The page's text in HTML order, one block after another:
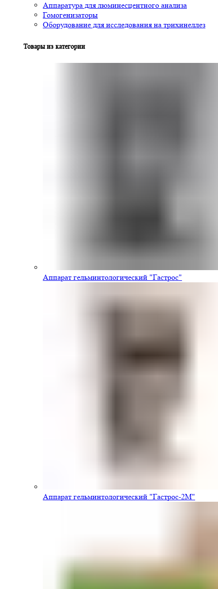
Аппаратура для люминесцентного анализа
Гомогенизаторы
Оборудование для исследования на трихинеллез
Товары из категории
Аппарат гельминтологический "Гастрос"
Аппарат гельминтологический "Гастрос-2М"